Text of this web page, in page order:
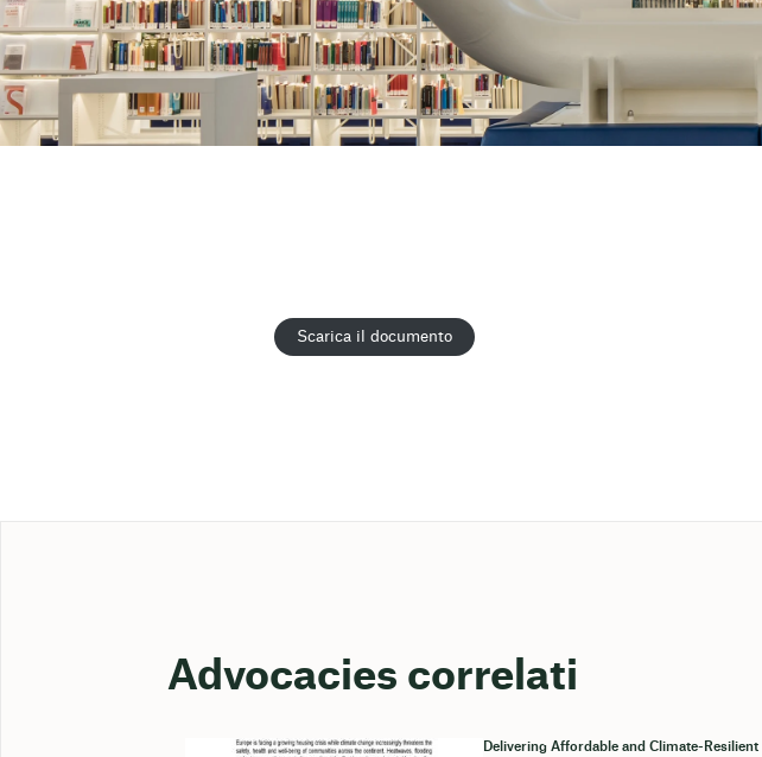
Scarica il documento
Advocacies correlati
Delivering Affordable and Climate-Resilient